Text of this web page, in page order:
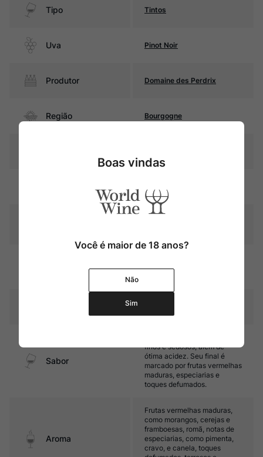
Tipo Tintos
Uva Pinot Noir
Produtor Domaine des Perdrix
Região Bourgogne
Amadurecimento
carvalho francês, sendo 30%
Sabor
finos e sedosos, além de
ótima acidez. Seu final é
marcado por frutas vermelhas
maduras, especiarias e
toques defumados.
Aroma
Frutas vermelhas maduras,
como morangos, cerejas e
framboesas, romã, notas de
especiarias, como pimenta,
cravo, e canela, toques
Boas vindas
Você é maior de 18 anos?
Não
Sim